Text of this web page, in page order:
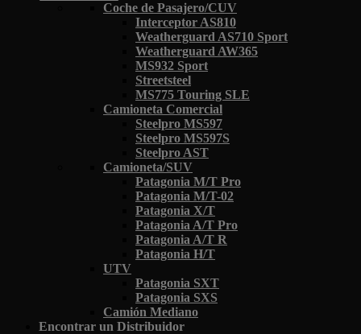
Coche de Pasajero/CUV
Interceptor AS810
Weatherguard AS710 Sport
Weatherguard AW365
MS932 Sport
Streetsteel
MS775 Touring SLE
Camioneta Comercial
Steelpro MS597
Steelpro MS597S
Steelpro AST
Camioneta/SUV
Patagonia M/T Pro
Patagonia M/T-02
Patagonia X/T
Patagonia A/T Pro
Patagonia A/T R
Patagonia H/T
UTV
Patagonia SXT
Patagonia SXS
Camión Mediano
Encontrar un Distribuidor